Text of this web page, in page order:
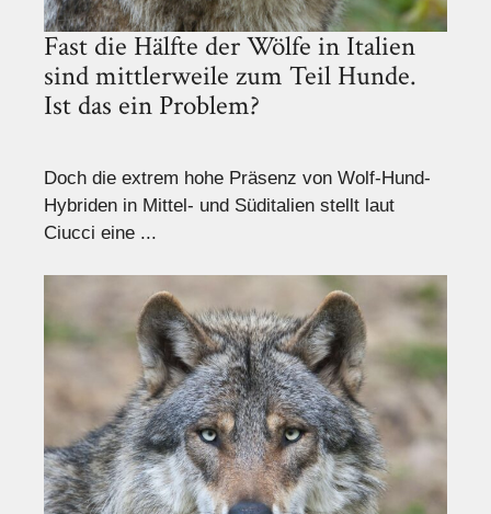
Fast die Hälfte der Wölfe in Italien
sind mittlerweile zum Teil Hunde.
Ist das ein Problem?
Doch die extrem hohe Präsenz von Wolf-Hund-
Hybriden in Mittel- und Süditalien stellt laut
Ciucci eine ...